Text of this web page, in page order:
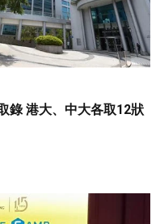
錄 港大、中大各取12狀